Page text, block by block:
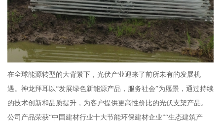
在全球能源转型的大背景下，光伏产业迎来了前所未有的发展机
遇。神龙拜耳以“发展绿色新能源产品，服务社会”为愿景，通过持续
的技术创新和品质提升，为客户提供更高性价比的光伏支架产品。
公司产品荣获“中国建材行业十大节能环保建材企业”“生态建筑产